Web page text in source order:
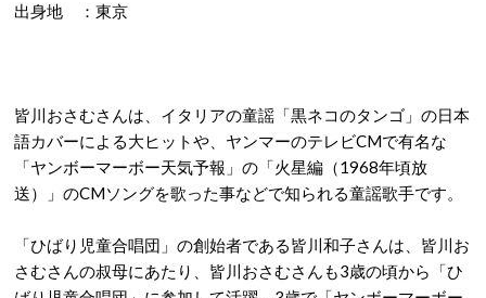
出身地 ：東京
皆川おさむさんは、イタリアの童謡「黒ネコのタンゴ」の日本
語カバーによる大ヒットや、ヤンマーのテレビCMで有名な
「ヤンボーマーボー天気予報」の「火星編（1968年頃放
送）」のCMソングを歌った事などで知られる童謡歌手です。
「ひばり児童合唱団」の創始者である皆川和子さんは、皆川お
さむさんの叔母にあたり、皆川おさむさんも3歳の頃から「ひ